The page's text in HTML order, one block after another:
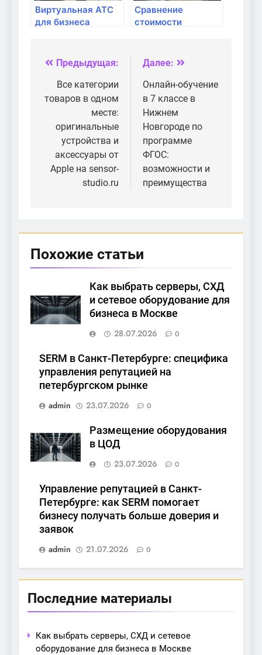
Виртуальная АТС
для бизнеса
коммуникации
Сравнение
стоимости
разных
провайдеров
Навигация
по
записям
Предыдущая:
Все категории
товаров в одном
месте:
оригинальные
устройства и
аксессуары от
Apple на sensor-
studio.ru
Далее:
Онлайн-обучение
в 7 классе в
Нижнем
Новгороде по
программе
ФГОС:
возможности и
преимущества
Похожие статьи
Как выбрать серверы, СХД
и сетевое оборудование для
бизнеса в Москве
28.07.2026
0
SERM в Санкт-Петербурге: специфика
управления репутацией на
петербургском рынке
admin
23.07.2026 0
Размещение оборудования
в ЦОД
23.07.2026
0
Управление репутацией в Санкт-
Петербурге: как SERM помогает
бизнесу получать больше доверия и
заявок
admin
21.07.2026 0
Последние материалы
Как выбрать серверы, СХД и сетевое
оборудование для бизнеса в Москве